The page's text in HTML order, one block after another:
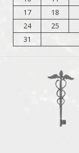
17
18
24
25
31